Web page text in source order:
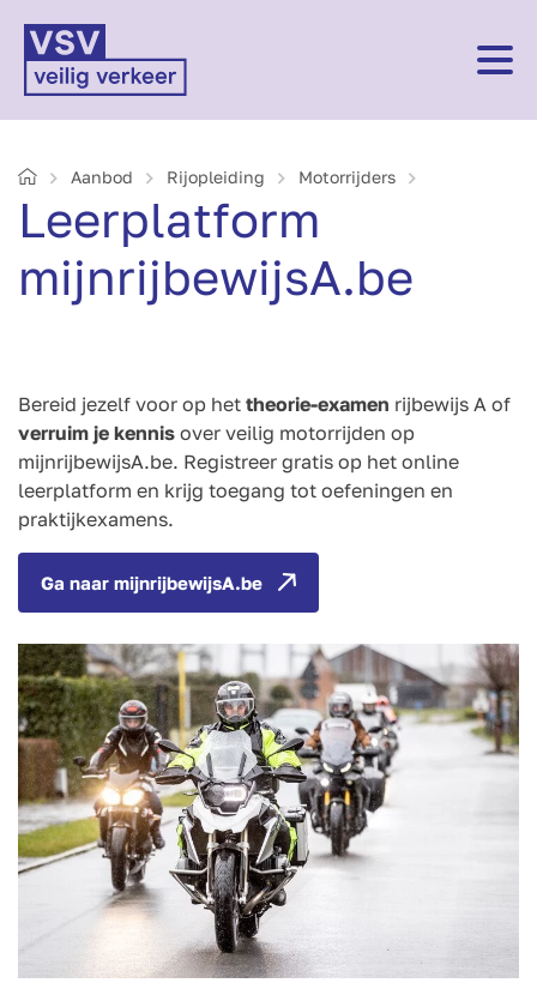
HomeAanbod Rijopleiding Motorrijders
Leerplatform
mijnrijbewijsA.be
Bereid jezelf voor op het theorie-examen rijbewijs A of
verruim je kennis over veilig motorrijden op
mijnrijbewijsA.be. Registreer gratis op het online
leerplatform en krijg toegang tot oefeningen en
praktijkexamens.
Ga naar mijnrijbewijsA.be